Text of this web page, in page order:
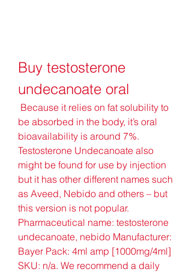
Buy testosterone
undecanoate oral
be absorbed in the body, it’s oral
bioavailability is around 7%.
Testosterone Undecanoate also
might be found for use by injection
but it has other different names such
as Aveed, Nebido and others – but
this version is not popular.
Pharmaceutical name: testosterone
undecanoate, nebido Manufacturer:
Bayer Pack: 4ml amp [1000mg/4ml]
SKU: n/a. We recommend a daily